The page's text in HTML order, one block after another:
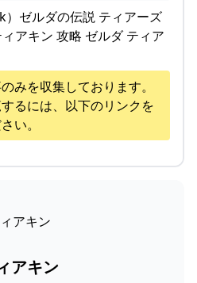
ゼルダの伝説 ティアーズ
アキン 攻略 ゼルダ ティア
みを収集しております。
るには、以下のリンクを
い。
アキン
アキン